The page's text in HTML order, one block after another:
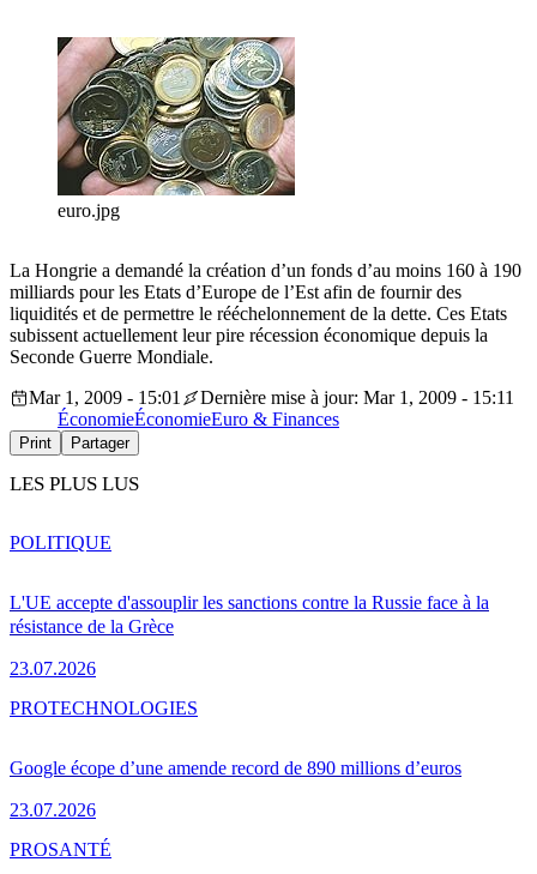
euro.jpg
La Hongrie a demandé la création d’un fonds d’au moins 160 à 190
milliards pour les Etats d’Europe de l’Est afin de fournir des
liquidités et de permettre le rééchelonnement de la dette. Ces Etats
subissent actuellement leur pire récession économique depuis la
Seconde Guerre Mondiale.
Mar 1, 2009 - 15:01
Dernière mise à jour: Mar 1, 2009 - 15:11
ÉconomieÉconomieEuro & Finances
Print Partager
LES PLUS LUS
L'UE accepte d'assouplir les sanctions contre la Russie face à la
résistance de la Grèce
23.07.2026
POLITIQUE
Google écope d’une amende record de 890 millions d’euros
23.07.2026
PROTECHNOLOGIES
PROSANTÉ